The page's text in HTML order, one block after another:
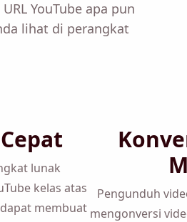
YouTube apa pun
lihat di perangkat
lunak
kelas atas
membuat
Pengunduh
mengonversi